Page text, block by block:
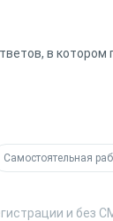
в котором
Самостоятельная
и без